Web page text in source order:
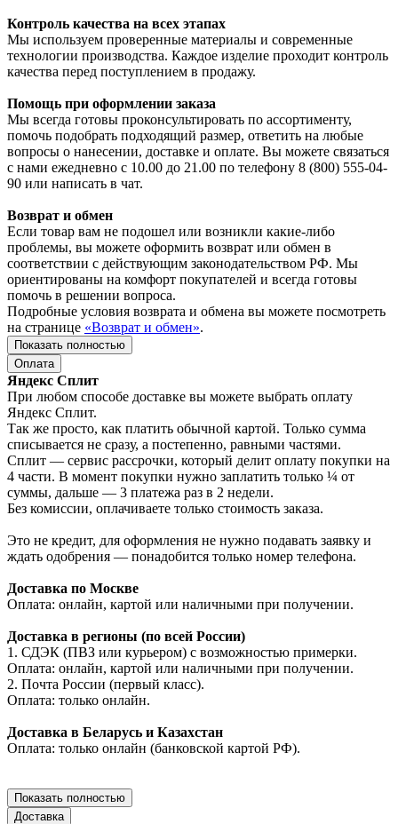
Контроль качества на всех этапах
Мы используем проверенные материалы и современные
технологии производства. Каждое изделие проходит контроль
качества перед поступлением в продажу.
Помощь при оформлении заказа
Мы всегда готовы проконсультировать по ассортименту,
помочь подобрать подходящий размер, ответить на любые
вопросы о нанесении, доставке и оплате. Вы можете связаться
с нами ежедневно с 10.00 до 21.00 по телефону 8 (800) 555-04-
90 или написать в чат.
Возврат и обмен
Если товар вам не подошел или возникли какие-либо
проблемы, вы можете оформить возврат или обмен в
соответствии с действующим законодательством РФ. Мы
ориентированы на комфорт покупателей и всегда готовы
помочь в решении вопроса.
Подробные условия возврата и обмена вы можете посмотреть
на странице «Возврат и обмен».
Показать полностью
Оплата
Яндекс Сплит
При любом способе доставке вы можете выбрать оплату
Яндекс Сплит.
Так же просто, как платить обычной картой. Только сумма
списывается не сразу, а постепенно, равными частями.
Сплит — сервис рассрочки, который делит оплату покупки на
4 части. В момент покупки нужно заплатить только ¼ от
суммы, дальше — 3 платежа раз в 2 недели.
Без комиссии, оплачиваете только стоимость заказа.
Это не кредит, для оформления не нужно подавать заявку и
ждать одобрения — понадобится только номер телефона.
Доставка по Москве
Оплата: онлайн, картой или наличными при получении.
Доставка в регионы (по всей России)
1. СДЭК (ПВЗ или курьером) с возможностью примерки.
Оплата: онлайн, картой или наличными при получении.
2. Почта России (первый класс).
Оплата: только онлайн.
Доставка в Беларусь и Казахстан
Оплата: только онлайн (банковской картой РФ).
Показать полностью
Доставка